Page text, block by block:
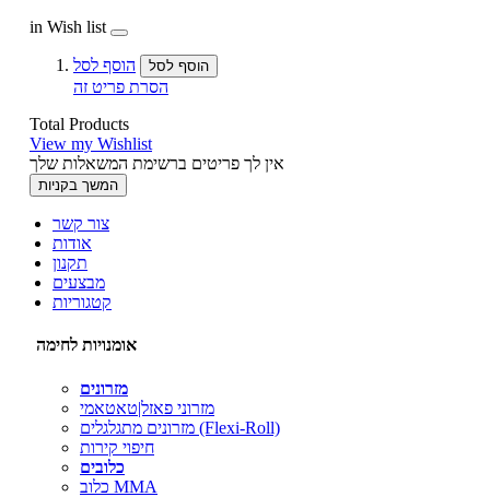
in Wish list
הוסף לסל הוסף לסל
הסרת פריט זה
Total Products
View my Wishlist
אין לך פריטים ברשימת המשאלות שלך
המשך בקניות
צור קשר
אודות
תקנון
מבצעים
קטגוריות
אומנויות לחימה
מזרונים
מזרוני פאזל|טאטאמי
מזרונים מתגלגלים (Flexi-Roll)
חיפוי קירות
כלובים
כלוב MMA